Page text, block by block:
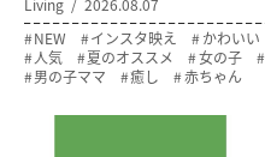
Living
2026.08.07
NEW
インスタ映え かわいい
人気
夏のオススメ 女の子
男の子ママ
癒し 赤ちゃん